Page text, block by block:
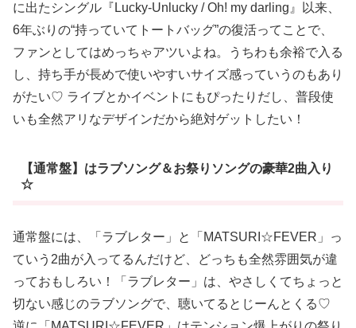
に出たシングル『Lucky-Unlucky / Oh! my darling』以来、
6年ぶりの“持っていてトートバッグ”の復活ってことで、
ファンとしてはめっちゃアツいよね。うちわも余裕で入る
し、持ち手が長めで使いやすいサイズ感っていうのもあり
がたい♡ ライブとかイベントにもぴったりだし、普段使
いも全然アリなデザインだから絶対ゲットしたい！
【通常盤】はラブソング＆お祭りソングの豪華2曲入り
☆
通常盤には、「ラブレター」と「MATSURI☆FEVER」っ
ていう2曲が入ってるんだけど、どっちも全然雰囲気が違
っておもしろい！「ラブレター」は、やさしくてちょっと
切ない感じのラブソングで、聴いてるとじーんとくる♡